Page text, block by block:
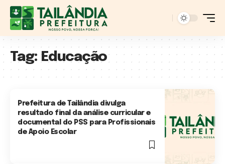
Tag: Educação
Prefeitura de Tailândia divulga
resultado final da análise curricular e
documental do PSS para Profissionais
de Apoio Escolar